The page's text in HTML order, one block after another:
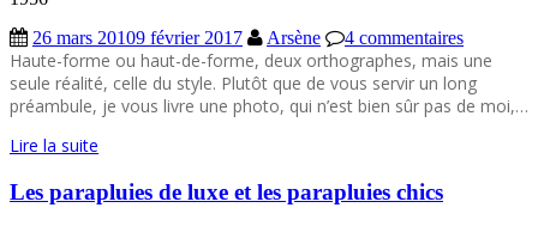
26 mars 20109 février 2017 Arsène 4 commentaires
Haute-forme ou haut-de-forme, deux orthographes, mais une
seule réalité, celle du style. Plutôt que de vous servir un long
préambule, je vous livre une photo, qui n’est bien sûr pas de moi,…
Lire la suite
Les parapluies de luxe et les parapluies chics